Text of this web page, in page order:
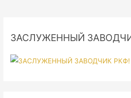
ЗАСЛУЖЕННЫЙ